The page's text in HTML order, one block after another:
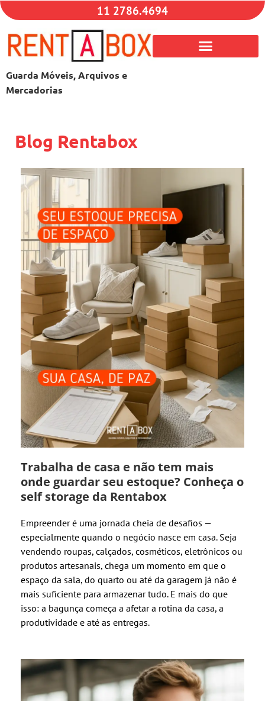
11 2786.4694
Guarda Móveis, Arquivos e
Mercadorias
Blog Rentabox
Trabalha de casa e não tem mais
onde guardar seu estoque? Conheça o
self storage da Rentabox
Empreender é uma jornada cheia de desafios —
especialmente quando o negócio nasce em casa. Seja
vendendo roupas, calçados, cosméticos, eletrônicos ou
produtos artesanais, chega um momento em que o
espaço da sala, do quarto ou até da garagem já não é
mais suficiente para armazenar tudo. E mais do que
isso: a bagunça começa a afetar a rotina da casa, a
produtividade e até as entregas.